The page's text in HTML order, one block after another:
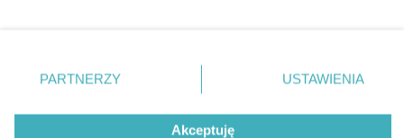
Gliwice
prywatności znajdujący się w lewym dolnym rogu strony
. Niektóre rodzaje przetwarzania danych nie wymagają
zgody użytkownika, ale masz prawo sprzeciwić się
takiemu przetwarzaniu. Preferencje będą miały
PARTNERZY USTAWIENIA
Akceptuję